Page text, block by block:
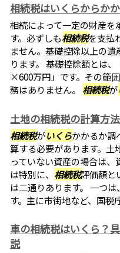
相続税はいくらからか
相続によって一定の財産を
す。必ずしも相続税を支払
ません。基礎控除以上の
ります。 基礎控除額とは
×600万円」です。その範囲
務はありません。 相続税が
土地の相続税の計算方法
相続税がいくらかかるか調
算する必要があります。土
っていない資産の場合は
は特別に、 相続税評価額と
は二通りあります。 一つ
す。主に市街地など、国税
車の相続税はいくら？
説